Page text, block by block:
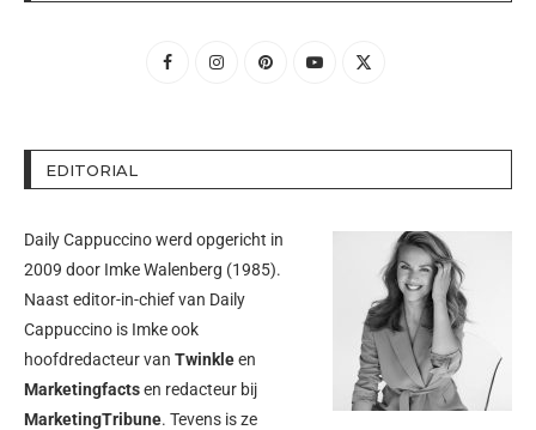
EDITORIAL
Daily Cappuccino werd opgericht in
2009 door Imke Walenberg (1985).
Naast editor-in-chief van Daily
Cappuccino is Imke ook
hoofdredacteur van Twinkleen
Marketingfactsen redacteur bij
MarketingTribune. Tevens is ze